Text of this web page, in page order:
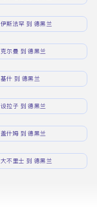
伊斯法罕 到 德黑兰
克尔曼 到 德黑兰
基什 到 德黑兰
设拉子 到 德黑兰
盖什姆 到 德黑兰
大不里士 到 德黑兰